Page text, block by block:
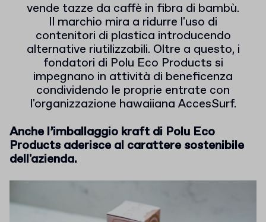
vende tazze da caffè in fibra di bambù.
Il marchio mira a ridurre l'uso di
contenitori di plastica introducendo
alternative riutilizzabili. Oltre a questo, i
fondatori di Polu Eco Products si
impegnano in attività di beneficenza
condividendo le proprie entrate con
l'organizzazione hawaiiana AccesSurf.
Anche l’imballaggio kraft di Polu Eco
Products aderisce al carattere sostenibile
dell'azienda.